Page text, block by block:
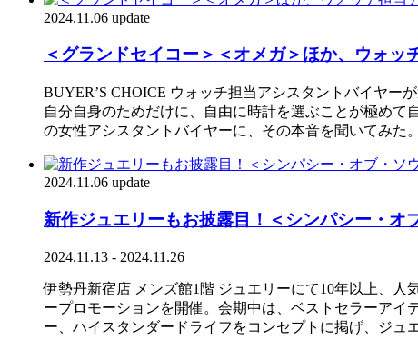
2024.11.06 update
＜グランドセイコー＞＜オメガ＞ほか、ウォッ
BUYER’S CHOICE ウォッチ担当アシスタントバイヤー
自分自身のためだけに、自由に時計を選ぶことが極め
の女性アシスタントバイヤーに、その本音を聞いてみた
2024.11.06 update
新作ジュエリーもお披露目！＜シンパシー・オ
2024.11.13 - 2024.11.26
伊勢丹新宿店 メンズ館1階 ジュエリーにて10年以上、人
ープロモーションを開催。会期中は、ベストセラーアイ
ー、ハイスタンダードライフをコンセプトに掲げ、ジ